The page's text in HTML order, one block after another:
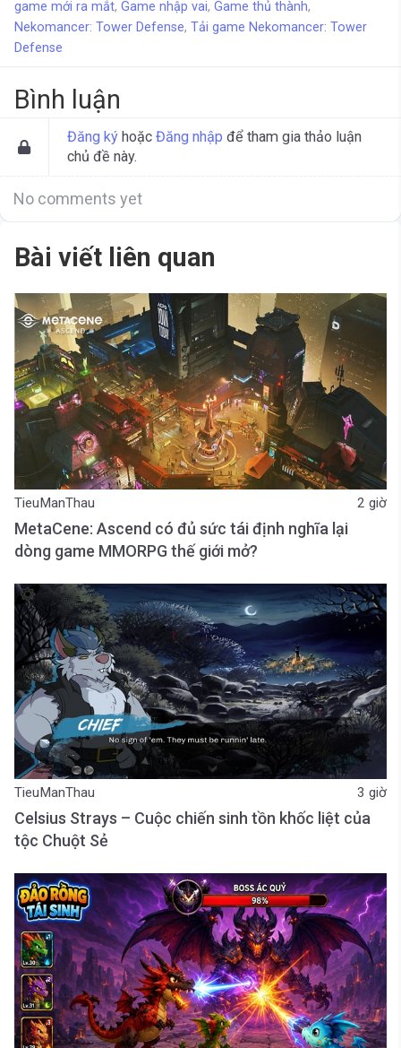
game mới ra mắt, Game nhập vai, Game thủ thành,
Nekomancer: Tower Defense, Tải game Nekomancer: Tower
Defense
Bình luận
Đăng ký hoặc Đăng nhập để tham gia thảo luận
chủ đề này.
No comments yet
Bài viết liên quan
TieuManThau 2 giờ
MetaCene: Ascend có đủ sức tái định nghĩa lại
dòng game MMORPG thế giới mở?
TieuManThau 3 giờ
Celsius Strays – Cuộc chiến sinh tồn khốc liệt của
tộc Chuột Sẻ